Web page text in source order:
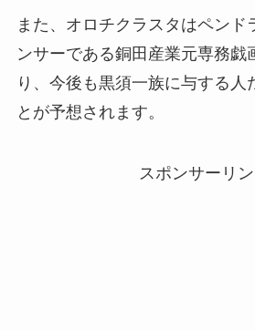
また、オロチクラスタはペンド
ンサーである銅田産業元専務戯
り、今後も黒須一族に与する人
とが予想されます。
スポンサーリン